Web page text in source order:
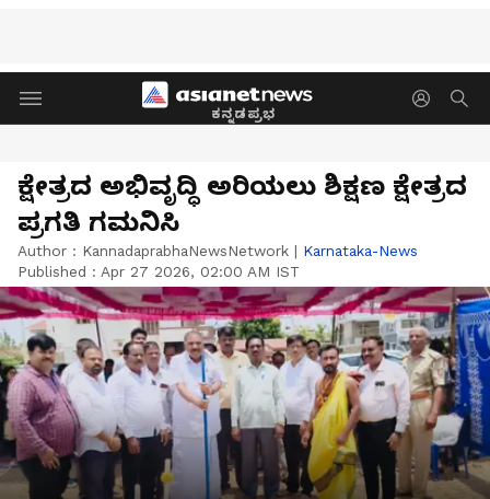
ಕನ್ನಡಪ್ರಭ
ಕ್ಷೇತ್ರದ ಅಭಿವೃದ್ಧಿ ಅರಿಯಲು ಶಿಕ್ಷಣ ಕ್ಷೇತ್ರದ
ಪ್ರಗತಿ ಗಮನಿಸಿ
Author : KannadaprabhaNewsNetwork | Karnataka-News
Published : Apr 27 2026, 02:00 AM IST